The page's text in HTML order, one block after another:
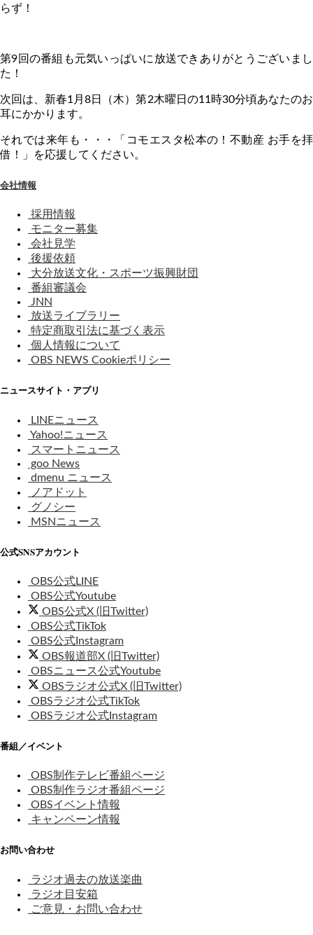
らず！
第9 回の番組も元気いっぱいに放送できありがとうございまし
た！
次回は、新春1 月8日（木）第2木曜日の11 時30分頃あなたのお
耳にかかります。
それでは来年も・・・「コモエスタ松本の！不動産 お手を拝
借！」を応援してください。
会社情報
採用情報
モニター募集
会社見学
後援依頼
大分放送文化・スポーツ振興財団
番組審議会
JNN
放送ライブラリー
特定商取引法に基づく表示
個人情報について
OBS NEWS Cookieポリシー
ニュースサイト・アプリ
LINEニュース
Yahoo!ニュース
スマートニュース
goo News
dmenu ニュース
ノアドット
グノシー
MSNニュース
公式SNSアカウント
OBS公式LINE
OBS公式Youtube
OBS公式X (旧Twitter)
OBS公式TikTok
OBS公式Instagram
OBS報道部X (旧Twitter)
OBSニュース公式Youtube
OBSラジオ公式X (旧Twitter)
OBSラジオ公式TikTok
OBSラジオ公式Instagram
番組／イベント
OBS制作テレビ番組ページ
OBS制作ラジオ番組ページ
OBSイベント情報
キャンペーン情報
お問い合わせ
ラジオ過去の放送楽曲
ラジオ目安箱
ご意見・お問い合わせ